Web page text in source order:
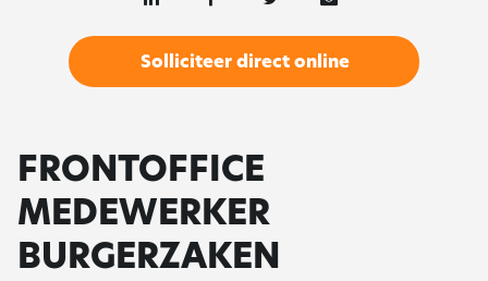
Solliciteer direct online
FRONTOFFICE
MEDEWERKER
BURGERZAKEN